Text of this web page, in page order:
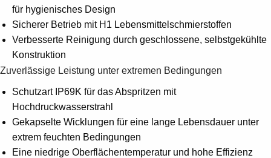
für hygienisches Design
Sicherer Betrieb mit H1 Lebensmittelschmierstoffen
Verbesserte Reinigung durch geschlossene, selbstgekühlte
Konstruktion
Zuverlässige Leistung unter extremen Bedingungen
Schutzart IP69K für das Abspritzen mit
Hochdruckwasserstrahl
Gekapselte Wicklungen für eine lange Lebensdauer unter
extrem feuchten Bedingungen
Eine niedrige Oberflächentemperatur und hohe Effizienz